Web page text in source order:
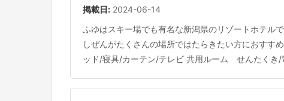
掲載日: 2024-06-14
ふゆはスキー場でも有名な新潟県のリゾートホテル
しぜんがたくさんの場所ではたらきたい方におす
ッド/寝具/カーテン/テレビ 共用ルーム せんたくき